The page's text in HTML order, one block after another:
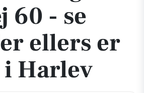
60 - se
ellers er
Harlev